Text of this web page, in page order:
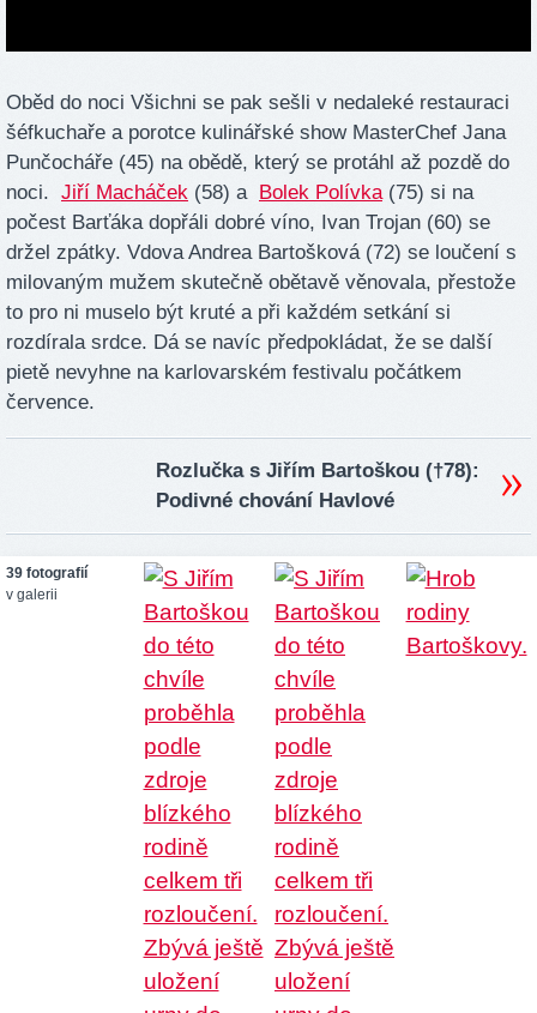
Oběd do noci Všichni se pak sešli v nedaleké restauraci
šéfkuchaře a porotce kulinářské show MasterChef Jana
Punčocháře (45) na obědě, který se protáhl až pozdě do
noci. Jiří Macháček (58) a Bolek Polívka (75) si na
počest Barťáka dopřáli dobré víno, Ivan Trojan (60) se
držel zpátky. Vdova Andrea Bartošková (72) se loučení s
milovaným mužem skutečně obětavě věnovala, přestože
to pro ni muselo být kruté a při každém setkání si
rozdírala srdce. Dá se navíc předpokládat, že se další
pietě nevyhne na karlovarském festivalu počátkem
července.
Rozlučka s Jiřím Bartoškou (†78):
Podivné chování Havlové
39 fotografií
v galerii